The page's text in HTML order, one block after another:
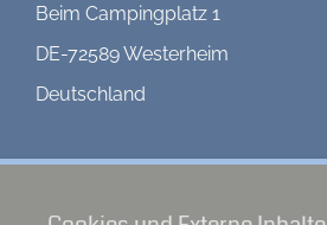
Beim Campingplatz 1
DE-72589 Westerheim
Deutschland
Kontakt